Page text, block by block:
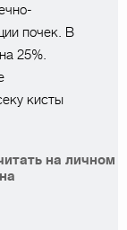
почек. В
25%.
кисты
на личном